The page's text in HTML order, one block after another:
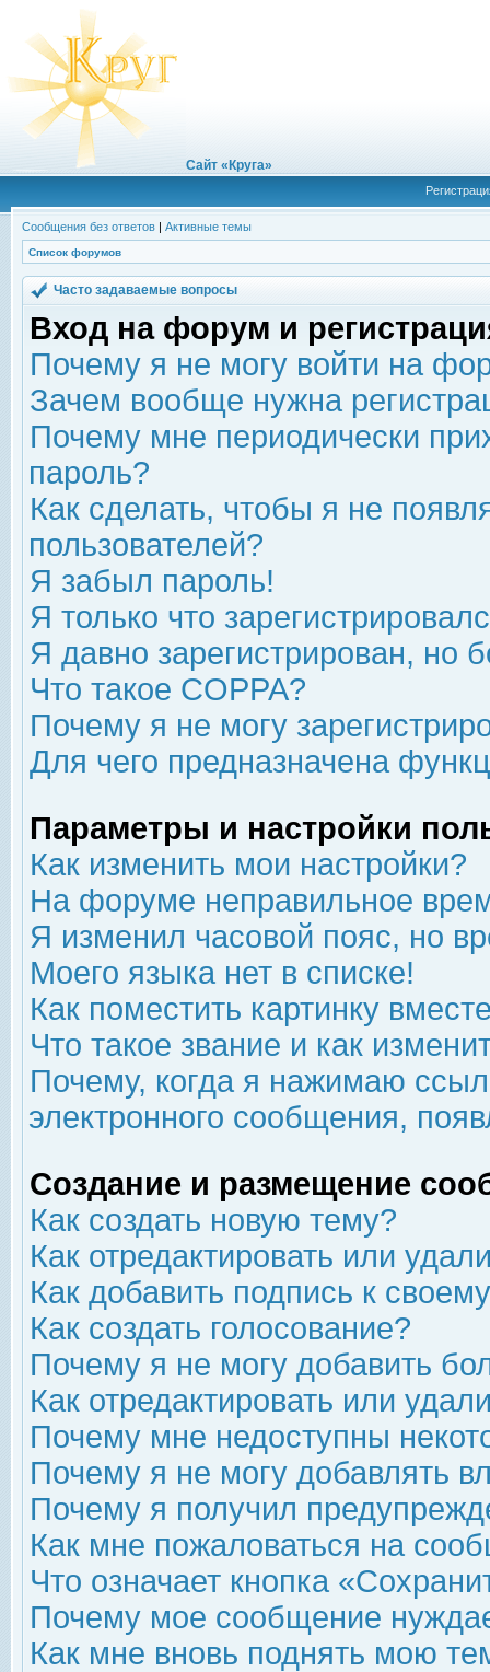
Сайт «Круга»
Сообщения без ответов | Активные темы
Список форумов
Часто задаваемые вопросы
Вход на форум и
Почему я не могу войти на
Зачем вообще нужна
Почему мне периодически
пароль?
Как сделать, чтобы я не
пользователей?
Я забыл пароль!
Я только что
Я давно зарегистрирован, но
Что такое COPPA?
Почему я не могу
Для чего предназначена
Параметры и настройки
Как изменить мои настройки?
На форуме неправильное
Я изменил часовой пояс, но
Моего языка нет в списке!
Как поместить картинку
Что такое звание и как
Почему, когда я нажимаю
электронного сообщения,
Создание и размещение
Как создать новую тему?
Как отредактировать или
Как добавить подпись к
Как создать голосование?
Почему я не могу добавить
Как отредактировать или
Почему мне недоступны
Почему я не могу добавлять
Почему я получил
Как мне пожаловаться на
Что означает кнопка
Почему мое сообщение
Как мне вновь поднять мою